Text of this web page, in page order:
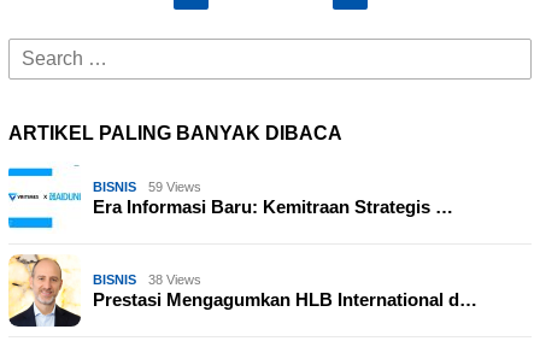
Search
for:
ARTIKEL PALING BANYAK DIBACA
BISNIS 59 Views
Era Informasi Baru: Kemitraan Strategis …
BISNIS 38 Views
Prestasi Mengagumkan HLB International d…